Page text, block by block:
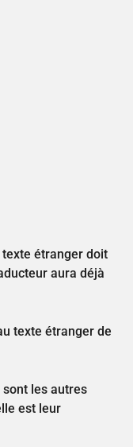
texte étranger doit
aura déjà
texte étranger de
les autres
est leur